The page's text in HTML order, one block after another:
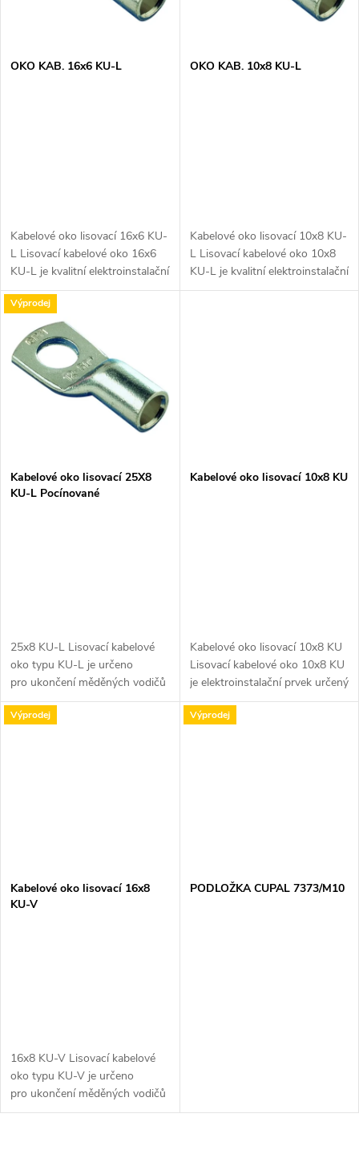
p
u
k
t
ů
s
u
k
t
ů
OKO KAB. 16x6 KU-L
Kabelové oko lisovací 16x6 KU-
L Lisovací kabelové oko 16x6
KU-L je kvalitní elektroinstalační
komponent, který je určen pro
připojení měděných kabelů s...
OKO KAB. 10x8 KU-L
Kabelové oko lisovací 10x8 KU-
L Lisovací kabelové oko 10x8
KU-L je kvalitní elektroinstalační
komponent, který je určen pro
Výprodej
Kabelové oko lisovací 25X8
KU-L Pocínované
25x8 KU-L Lisovací kabelové
oko typu KU-L je určeno
pro ukončení měděných vodičů
lisováním a pro jejich spolehlivé
připojení k přístrojům, svorkám
Kabelové oko lisovací 10x8 KU
Kabelové oko lisovací 10x8 KU
Lisovací kabelové oko 10x8 KU
je elektroinstalační prvek určený
pro připojení kabelů s průřezem
10 mm². Tento komponent je
Výprodej
Kabelové oko lisovací 16x8
KU-V
16x8 KU-V Lisovací kabelové
oko typu KU-V je určeno
pro ukončení měděných vodičů
lisováním a pro jejich spolehlivé
Výprodej
PODLOŽKA CUPAL 7373/M10